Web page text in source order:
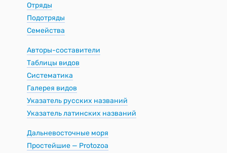
Отряды
Подотряды
Семейства
Авторы-составители
Таблицы видов
Систематика
Галерея видов
Указатель русских названий
Указатель латинских названий
Дальневосточные моря
Простейшие — Protozoa